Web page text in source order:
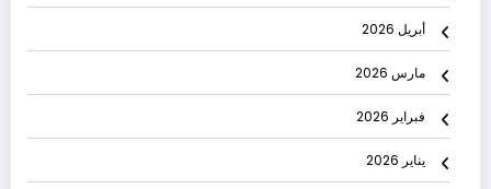
أبريل 2026
مارس 2026
فبراير 2026
يناير 2026